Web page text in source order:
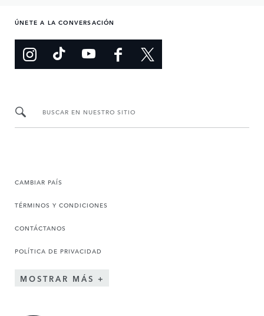
ÚNETE A LA CONVERSACIÓN
BUSCAR EN NUESTRO SITIO
CAMBIAR PAÍS
TÉRMINOS Y CONDICIONES
CONTÁCTANOS
POLÍTICA DE PRIVACIDAD
MOSTRAR MÁS